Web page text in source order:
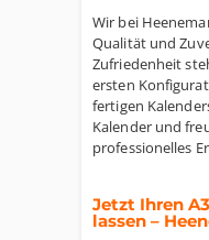
Wir bei
Qualität und
Zufriedenheit
ersten
fertigen
Kalender und
professionelles
Jetzt Ihren
lassen –